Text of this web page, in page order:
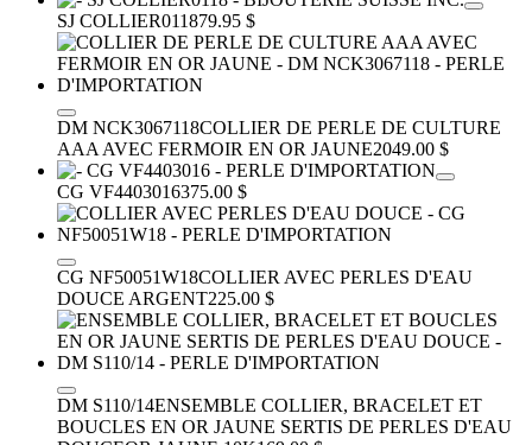
SJ COLLIER011879.95 $
DM NCK3067118COLLIER DE PERLE DE CULTURE
AAA AVEC FERMOIR EN OR JAUNE2049.00 $
CG VF4403016375.00 $
CG NF50051W18COLLIER AVEC PERLES D'EAU
DOUCE ARGENT225.00 $
DM S110/14ENSEMBLE COLLIER, BRACELET ET
BOUCLES EN OR JAUNE SERTIS DE PERLES D'EAU